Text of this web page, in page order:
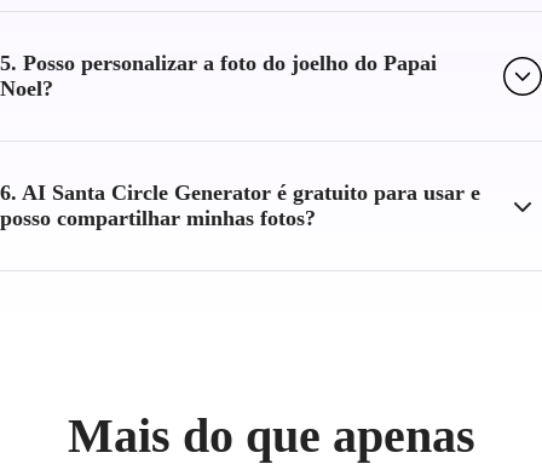
5. Posso personalizar a foto do joelho do Papai
Noel?
6. AI Santa Circle Generator é gratuito para usar e
posso compartilhar minhas fotos?
Mais do que apenas